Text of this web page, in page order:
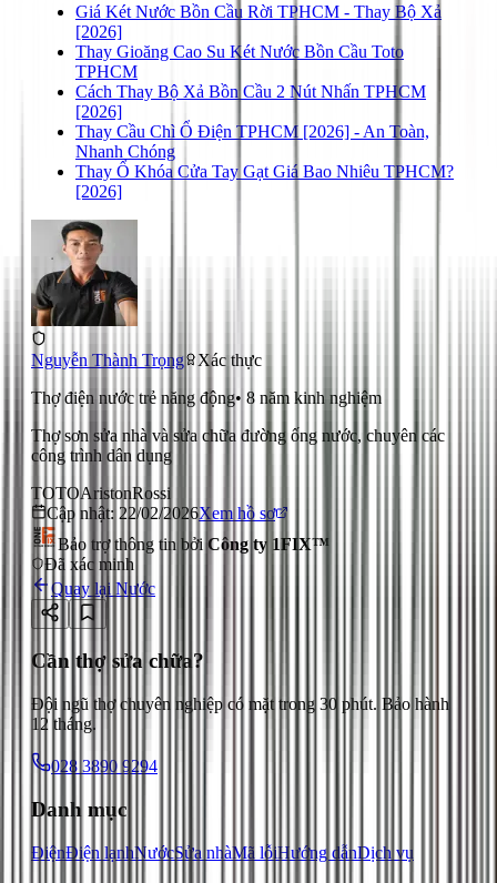
Giá Két Nước Bồn Cầu Rời TPHCM - Thay Bộ Xả
[2026]
Thay Gioăng Cao Su Két Nước Bồn Cầu Toto
TPHCM
Cách Thay Bộ Xả Bồn Cầu 2 Nút Nhấn TPHCM
[2026]
Thay Cầu Chì Ổ Điện TPHCM [2026] - An Toàn,
Nhanh Chóng
Thay Ổ Khóa Cửa Tay Gạt Giá Bao Nhiêu TPHCM?
[2026]
Nguyễn Thành Trọng
Xác thực
Thợ điện nước trẻ năng động• 8 năm kinh nghiệm
Thợ sơn sửa nhà và sửa chữa đường ống nước, chuyên các
công trình dân dụng
TOTOAristonRossi
Cập nhật: 22/02/2026Xem hồ sơ
Bảo trợ thông tin bởi Công ty 1FIX™
Đã xác minh
Quay lại Nước
Cần thợ sửa chữa?
Đội ngũ thợ chuyên nghiệp có mặt trong 30 phút. Bảo hành
12 tháng.
028 3890 9294
Danh mục
ĐiệnĐiện lạnhNướcSửa nhàMã lỗiHướng dẫnDịch vụ